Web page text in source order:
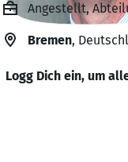
Angestellt,
Bremen,
Logg Dich ein, um